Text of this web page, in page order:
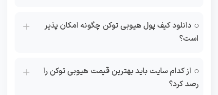
دانلود کیف پول هیوبی توکن چگونه امکان پذیر
است؟
از کدام سایت باید بهترین قیمت هیوبی توکن را
رصد کرد؟